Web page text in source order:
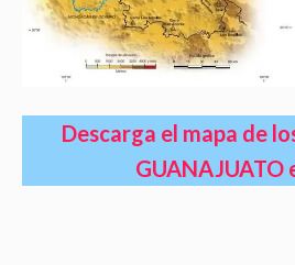
Descarga el mapa de
GUANAJUATO